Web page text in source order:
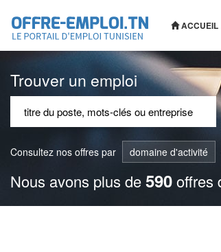
ACCUEIL
Trouver un emploi
Consultez nos offres par domaine d'activité
Nous avons plus de590offres